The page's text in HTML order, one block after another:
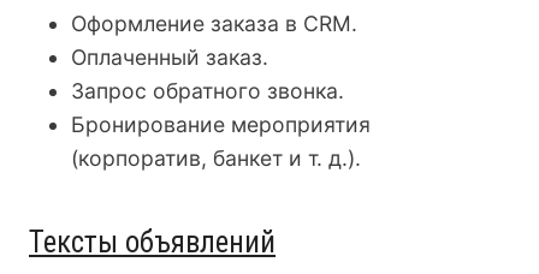
Оформление заказа в CRM.
Оплаченный заказ.
Запрос обратного звонка.
Бронирование мероприятия
(корпоратив, банкет и т. д.).
Тексты объявлений